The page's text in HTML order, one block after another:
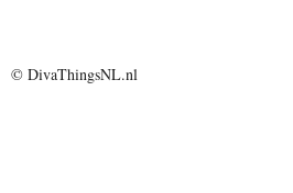
© DivaThingsNL.nl